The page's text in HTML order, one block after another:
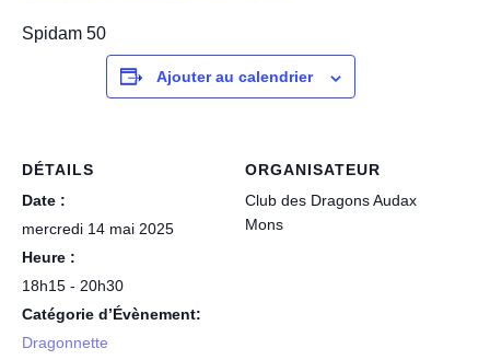
Spidam 50
Ajouter au calendrier
DÉTAILS
Date :
mercredi 14 mai 2025
Heure :
18h15 - 20h30
Catégorie d’Évènement:
Dragonnette
ORGANISATEUR
Club des Dragons Audax
Mons